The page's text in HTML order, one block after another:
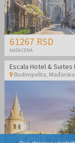
61267 RSD
NAŠA CENA
Budimpešta Mađarska